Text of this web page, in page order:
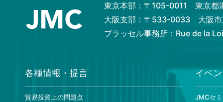
東京本部：〒105-0011 東京都
大阪支部：〒533-0033 大阪市
ブラッセル事務所：Rue de la
各種情報・提言
貿易投資上の問題点
イベ
JMCセ